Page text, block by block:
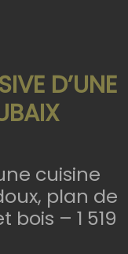
D’UNE
cuisine
plan de
– 1 519